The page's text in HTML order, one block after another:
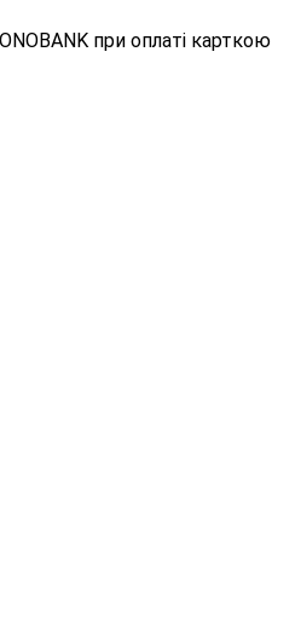
при оплаті карткою